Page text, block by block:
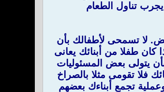
تناول الطعام
لا تسمحى لأطفالك بأن
طفلا من أبنائك يعانى
يتولى بعض المسئوليات
فلا تقومى مثلا بالصراخ
تجمع أبناءك بعضهم